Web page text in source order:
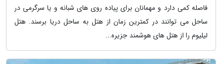
فاصله کمی دارد و مهمانان برای پیاده روی های شبانه و یا سرگرمی در
ساحل می توانند در کمترین زمان از هتل به ساحل دریا برسند. هتل
لیلیوم را از هتل های هوشمند جزیره...